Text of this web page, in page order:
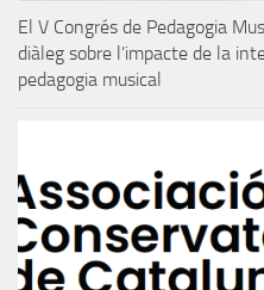
El V Congrés de Pedagogia
diàleg sobre l’impacte de la
pedagogia musical